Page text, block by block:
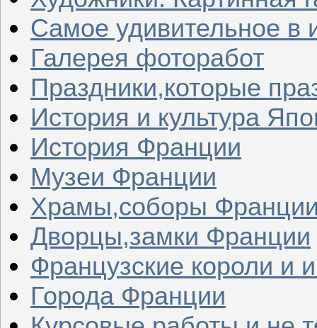
Самое удивительное в
Галерея фоторабот
Праздники,которые
История и культура
История Франции
Музеи Франции
Храмы,соборы
Дворцы,замки Франции
Французские короли и
Города Франции